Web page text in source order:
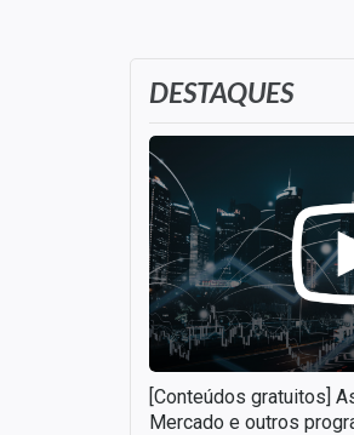
DESTAQUES
[Conteúdos gratuitos]
Mercado e outros